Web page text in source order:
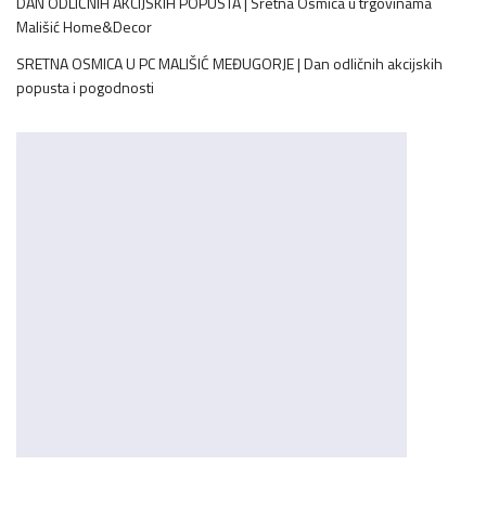
Mališić Home&Decor
SRETNA OSMICA U PC MALIŠIĆ MEĐUGORJE | Dan odličnih akcijskih
popusta i pogodnosti